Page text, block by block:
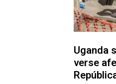
Uganda
verse